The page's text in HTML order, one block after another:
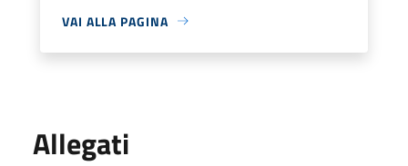
VAI ALLA PAGINA
Allegati